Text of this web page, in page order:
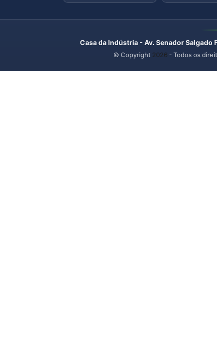
Casa da Indústria - Av. Senador
© Copyright 2026 - Todos os